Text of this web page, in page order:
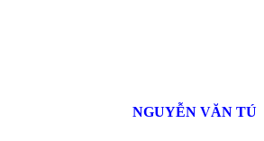
NGUYỄN VĂN TÚ